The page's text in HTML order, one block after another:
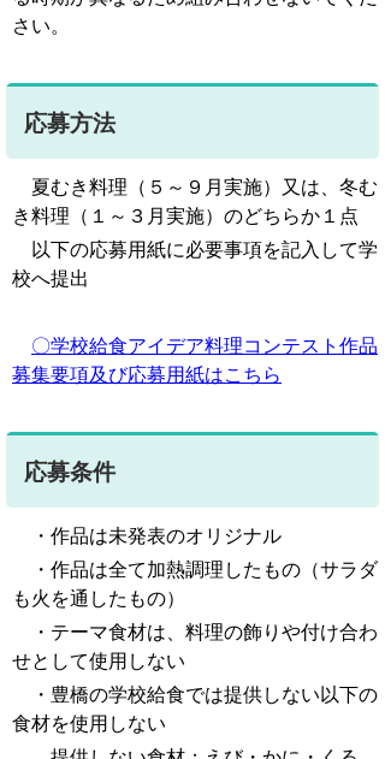
さい。
応募方法
夏むき料理（５～９月実施）又は、冬む
き料理（１～３月実施）のどちらか１点
以下の応募用紙に必要事項を記入して学
校へ提出
〇学校給食アイデア料理コンテスト作品
募集要項及び応募用紙はこちら
応募条件
・作品は未発表のオリジナル
・作品は全て加熱調理したもの（サラダ
も火を通したもの）
・テーマ食材は、料理の飾りや付け合わ
せとして使用しない
・豊橋の学校給食では提供しない以下の
食材を使用しない